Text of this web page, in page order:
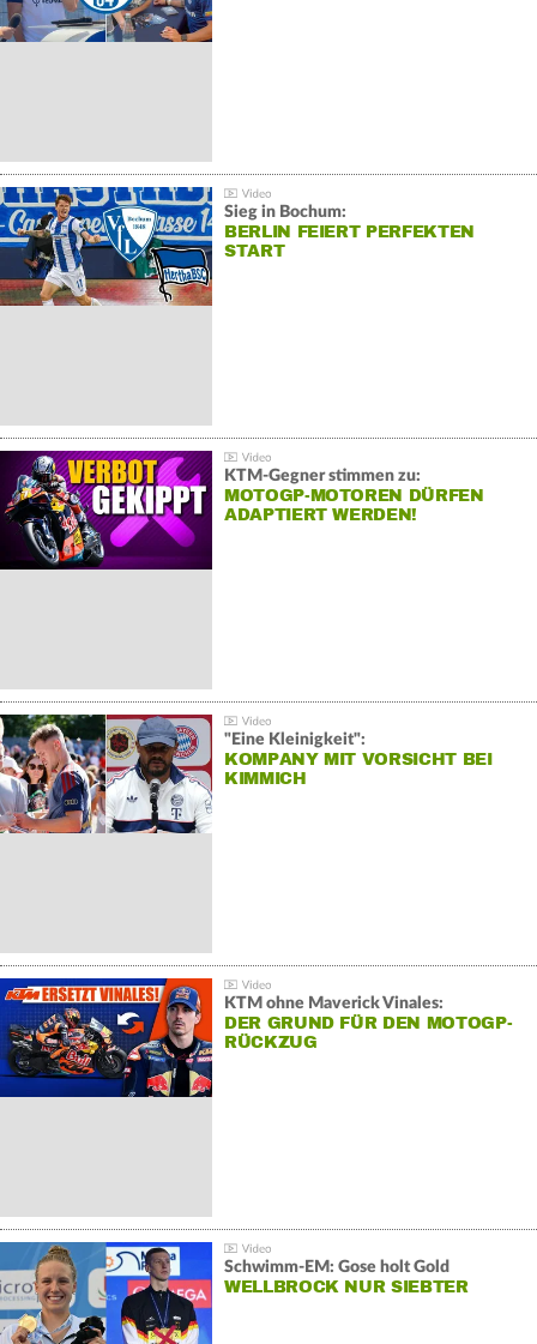
Sieg in Bochum:
BERLIN FEIERT PERFEKTEN
START
KTM-Gegner stimmen zu:
MOTOGP-MOTOREN DÜRFEN
ADAPTIERT WERDEN!
"Eine Kleinigkeit":
KOMPANY MIT VORSICHT BEI
KIMMICH
KTM ohne Maverick Vinales:
DER GRUND FÜR DEN MOTOGP-
RÜCKZUG
Schwimm-EM: Gose holt Gold
WELLBROCK NUR SIEBTER